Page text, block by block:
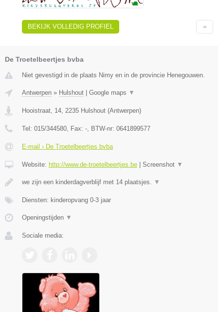
BEKIJK VOLLEDIG PROFIEL
De Troetelbeertjes bvba
Niet gevestigd in de plaats Nimy en in de provincie Henegouwen.
Antwerpen » Hulshout Google maps ▼
Hooistraat, 14 2235 Hulshout (Antwerpen)
Tel: 015/344580 , Fax: - , BTW-nr: 0641899577
E-mail › De Troetelbeertjes bvba
Website: http://www.de-troetelbeertjes.be Screenshot ▼
we zijn een kinderdagverblijf met 14 plaatsjes. ▼
Diensten: kinderopvang 0-3 jaar
Openingstijden ▼
Sociale media: